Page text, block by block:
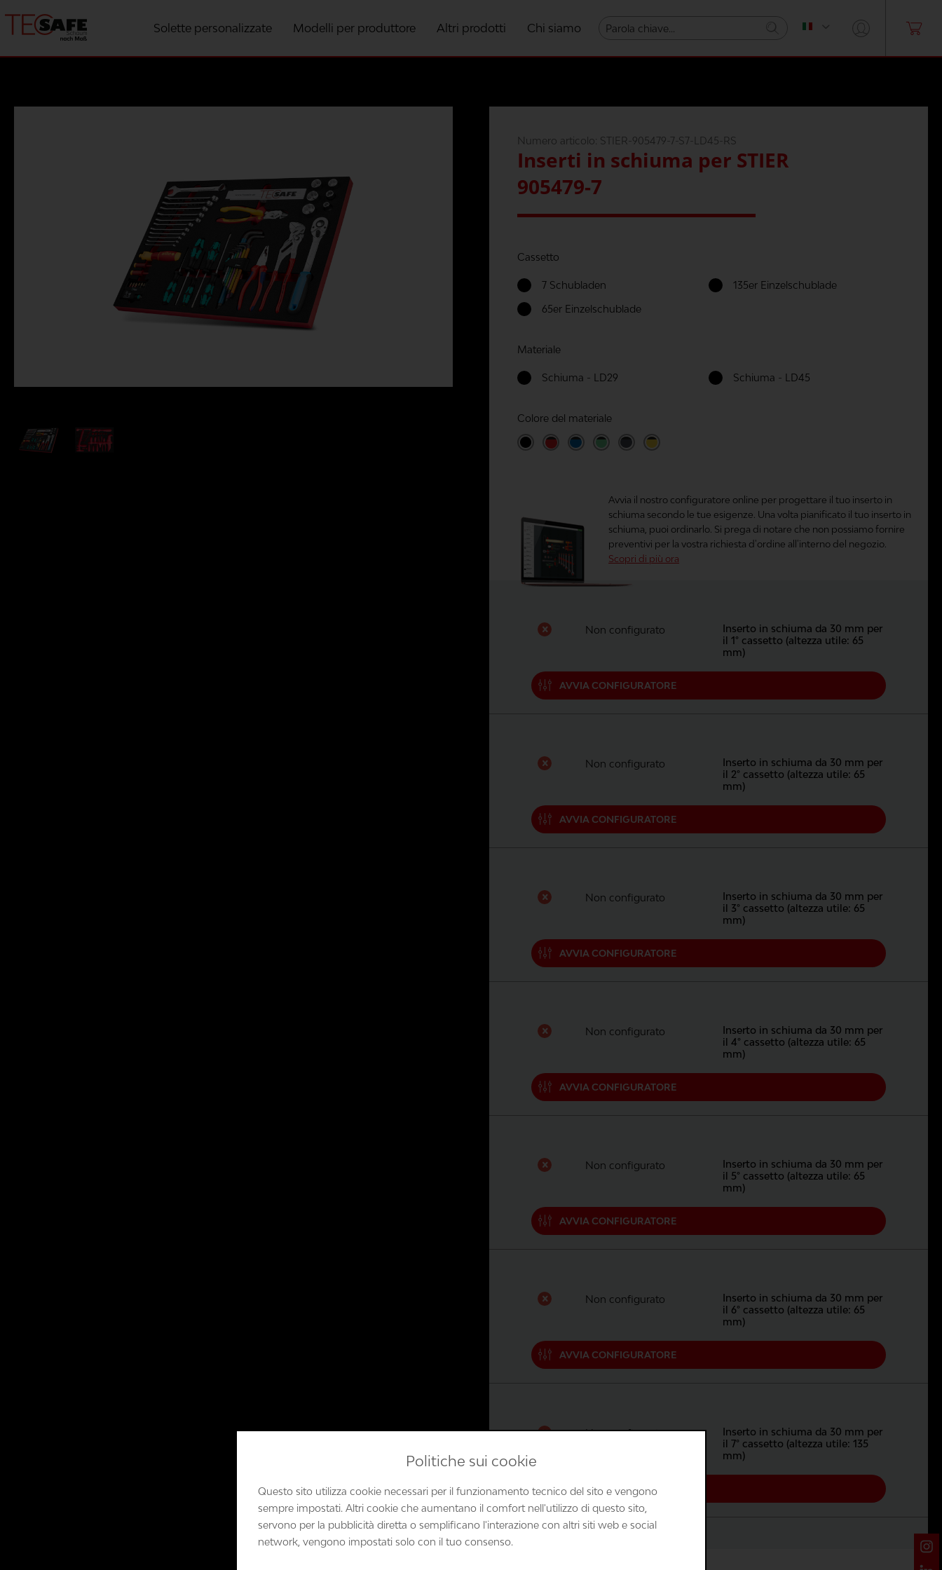
Solette personalizzate Modelli per produttore Altri prodotti Chi siamo
Numero articolo: STIER-905479-7-S7-LD45-RS
Inserti in schiuma per STIER
905479-7
Cassetto
7 Schubladen
135er Einzelschublade
65er Einzelschublade
Materiale
Schiuma - LD29 Schiuma - LD45
Colore del materiale
Avvia il nostro configuratore online per progettare il tuo inserto in
schiuma secondo le tue esigenze. Una volta pianificato il tuo inserto in
schiuma, puoi ordinarlo. Si prega di notare che non possiamo fornire
preventivi per la vostra richiesta d'ordine all'interno del negozio.
Scopri di più ora
Non configurato
Inserto in schiuma da 30 mm per
il 1° cassetto (altezza utile: 65
mm)
AVVIA CONFIGURATORE
Non configurato
Inserto in schiuma da 30 mm per
il 2° cassetto (altezza utile: 65
mm)
AVVIA CONFIGURATORE
Non configurato
Inserto in schiuma da 30 mm per
il 3° cassetto (altezza utile: 65
mm)
AVVIA CONFIGURATORE
Non configurato
Inserto in schiuma da 30 mm per
il 4° cassetto (altezza utile: 65
mm)
AVVIA CONFIGURATORE
Non configurato
Inserto in schiuma da 30 mm per
il 5° cassetto (altezza utile: 65
mm)
AVVIA CONFIGURATORE
Non configurato
Inserto in schiuma da 30 mm per
il 6° cassetto (altezza utile: 65
mm)
AVVIA CONFIGURATORE
Non configurato
Inserto in schiuma da 30 mm per
il 7° cassetto (altezza utile: 135
mm)
AVVIA CONFIGURATORE
Politiche sui cookie
Questo sito utilizza cookie necessari per il funzionamento tecnico del sito e vengono
sempre impostati. Altri cookie che aumentano il comfort nell'utilizzo di questo sito,
servono per la pubblicità diretta o semplificano l'interazione con altri siti web e social
network, vengono impostati solo con il tuo consenso.